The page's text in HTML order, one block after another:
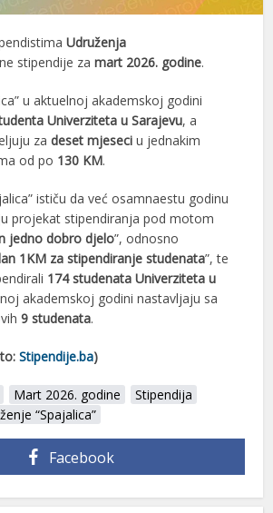
Udruženja
stipendije za mart 2026. godine.
u aktuelnoj akademskoj godini
Univerziteta u Sarajevu, a
zadeset mjeseci u jednakim
od po 130 KM.
ističu da već osamnaestu godinu
projekat stipendiranja pod motom
jedno dobro djelo”, odnosno
1KM za stipendiranje studenata”, te
174 studenata Univerziteta u
akademskoj godini nastavljaju sa
9 studenata.
Stipendije.ba)
Mart 2026. godine
Stipendija
“Spajalica”
Facebook